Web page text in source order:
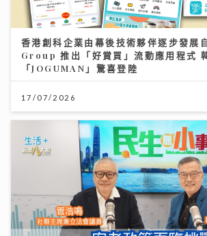
香港創科企業由幕後技術夥伴逐步發展
Group 推出「好賞買」流動應用程式
「JOGUMAN」驚喜登陸
17/07/2026